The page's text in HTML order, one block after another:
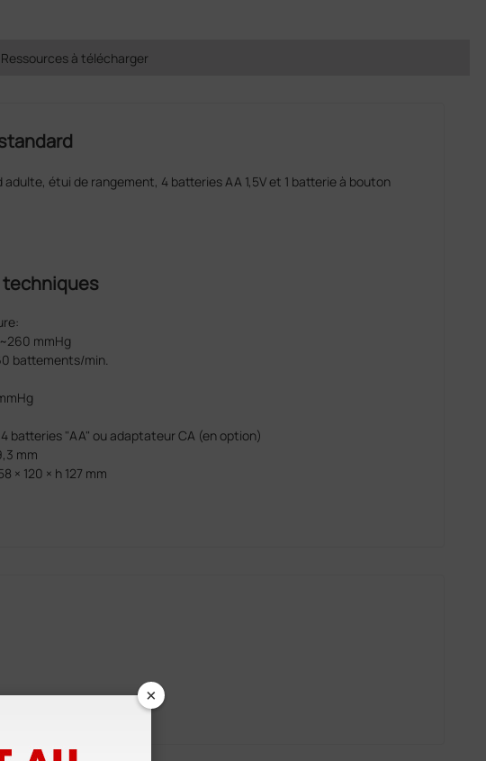
Ressources à télécharger
adulte, étui de rangement, 4 batteries AA 1,5V et 1 batterie à bouton
mmHg
battements/min.
batteries "AA" ou adaptateur CA (en option)
mm
× 120 × h 127 mm
×